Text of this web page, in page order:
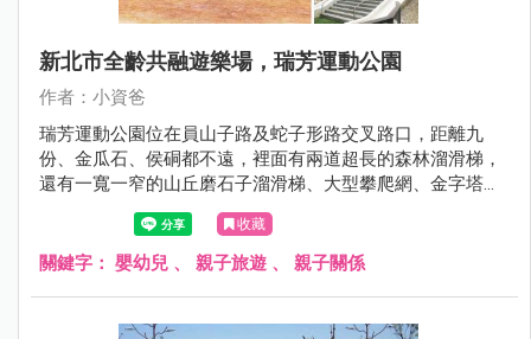
新北市全齡共融遊樂場，瑞芳運動公園
作者：小資爸
瑞芳運動公園位在員山子路及蛇子形路交叉路口，距離九
份、金瓜石、侯硐都不遠，裡面有兩道超長的森林溜滑梯，
還有一寬一窄的山丘磨石子溜滑梯、大型攀爬網、金字塔攀
爬架、多功能攀爬組、旋轉杯、多人旋轉盤、沙坑、鳥巢鞦
韆跟一般鞦韆，設施超級豐富，是親子踏青的好選擇。
收藏
關鍵字： 嬰幼兒 、 親子旅遊 、 親子關係